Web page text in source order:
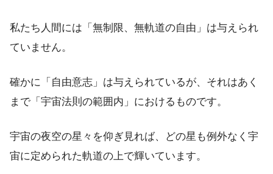
私たち人間には「無制限、無軌道の自由」は与えられ
ていません。
確かに「自由意志」は与えられているが、それはあく
まで「宇宙法則の範囲内」におけるものです。
宇宙の夜空の星々を仰ぎ見れば、どの星も例外なく宇
宙に定められた軌道の上で輝いています。